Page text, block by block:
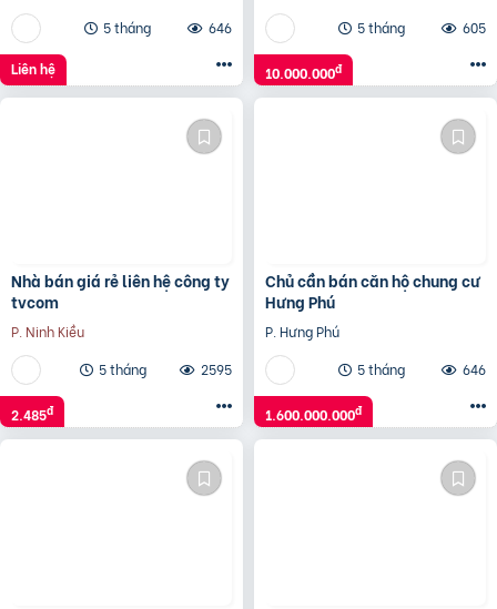
5 tháng
646
Liên hệ
5 tháng
605
10.000.000đ
Nhà bán giá rẻ liên hệ công ty
tvcom
P. Ninh Kiều
5 tháng
2595
2.485đ
Chủ cần bán căn hộ chung cư
Hưng Phú
P. Hưng Phú
5 tháng
646
1.600.000.000đ